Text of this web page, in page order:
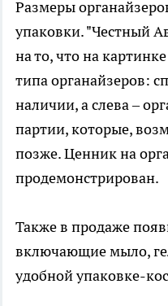
Размеры
упаковки. "Честный
на то, что на
типа органайзеров:
наличии, а слева –
партии, которые,
позже. Ценник на
продемонстрирован.
Также в продаже
включающие мыло,
удобной упаковке-